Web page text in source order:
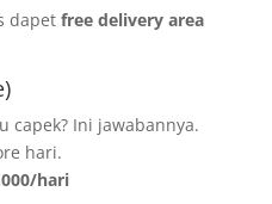
dapet free delivery area
capek? Ini jawabannya.
hari.
hari